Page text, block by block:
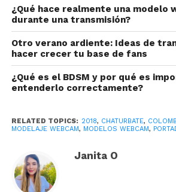
integrada en Android para editar
pantalla, que es una variación de lo
La compañía surcoreana de
Samsung, promete que el 2019
excelentes propuestas.
todo listo para que en agosto del
¿Qué hace realmente una modelo
durante una transmisión?
Otro verano ardiente: Ideas de
hacer crecer tu base de fans
¿Qué es el BDSM y por qué es
entenderlo correctamente?
RELATED TOPICS: 2018, CHATURBATE,
MODELAJE WEBCAM, MODELOS WEBCAM,
Janita O